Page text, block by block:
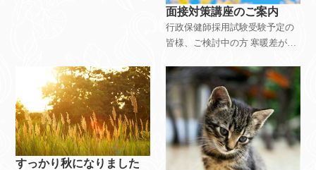
面接対策講座のご案内
行政保健師採用試験受験予定の
皆様、ご検討中の方 寒暖差が激
が、 皆様いかがお過ごしでしょ
うか。 当方の居住地近くの小学
校や保育園においても、 風邪や
インフルエン
すっかり秋になりました